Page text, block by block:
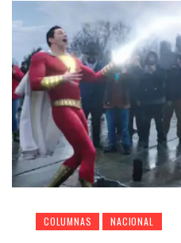
COLUMNAS NACIONAL